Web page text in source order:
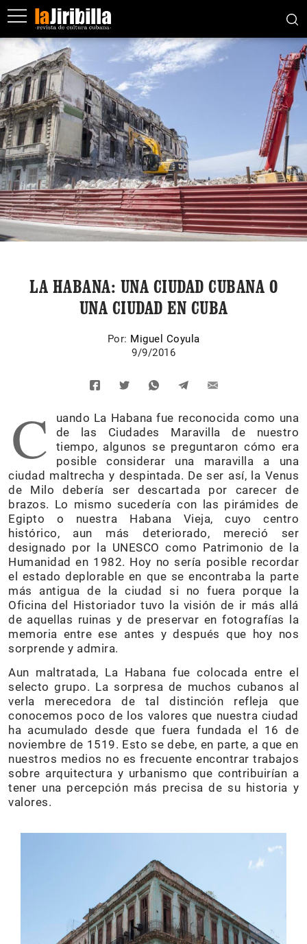
LA HABANA: UNA CIUDAD CUBANA O
UNA CIUDAD EN CUBA
Por: Miguel Coyula
9/9/2016
C
uando La Habana fue reconocida como una
de las Ciudades Maravilla de nuestro
tiempo, algunos se preguntaron cómo era
posible considerar una maravilla a una
ciudad maltrecha y despintada. De ser así, la Venus
de Milo debería ser descartada por carecer de
brazos. Lo mismo sucedería con las pirámides de
Egipto o nuestra Habana Vieja, cuyo centro
histórico, aun más deteriorado, mereció ser
designado por la UNESCO como Patrimonio de la
Humanidad en 1982. Hoy no sería posible recordar
el estado deplorable en que se encontraba la parte
más antigua de la ciudad si no fuera porque la
Oficina del Historiador tuvo la visión de ir más allá
de aquellas ruinas y de preservar en fotografías la
memoria entre ese antes y después que hoy nos
sorprende y admira.
Aun maltratada, La Habana fue colocada entre el
selecto grupo. La sorpresa de muchos cubanos al
verla merecedora de tal distinción refleja que
conocemos poco de los valores que nuestra ciudad
ha acumulado desde que fuera fundada el 16 de
noviembre de 1519. Esto se debe, en parte, a que en
nuestros medios no es frecuente encontrar trabajos
sobre arquitectura y urbanismo que contribuirían a
tener una percepción más precisa de su historia y
valores.